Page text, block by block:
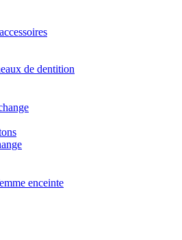
de dentition
enceinte